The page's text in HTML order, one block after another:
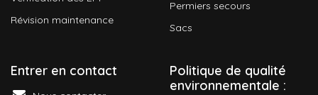
Révision maintenance
Permiers secours
Sacs
Entrer en contact Politique de qualité
environnementale :